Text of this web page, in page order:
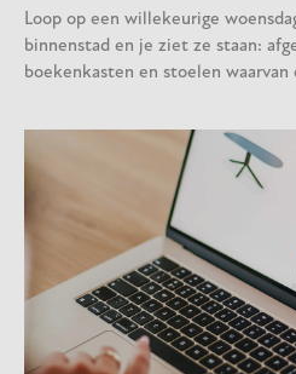
Loop op een willekeurige
binnenstad en je ziet ze staan:
boekenkasten en stoelen